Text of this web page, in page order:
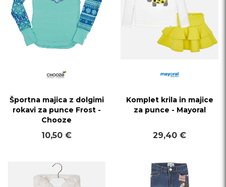
Športna majica z dolgimi
rokavi za punce Frost -
Chooze
10,50 €
Komplet krila in majice
za punce - Mayoral
29,40 €